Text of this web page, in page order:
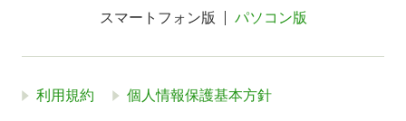
スマートフォン版 パソコン版
利用規約 個人情報保護基本方針